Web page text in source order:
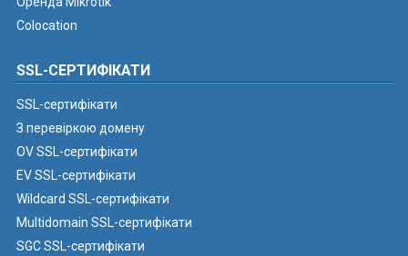
Colocation
SSL-СЕРТИФІКАТИ
SSL-сертифікати
З перевіркою домену
OV SSL-сертифікати
EV SSL-сертифікати
Wildcard SSL-сертифікати
Multidomain SSL-сертифікати
SGC SSL-сертифікати